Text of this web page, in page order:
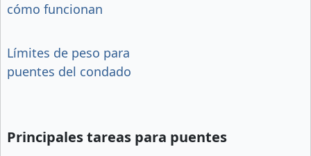
cómo funcionan
Límites de peso para
puentes del condado
Principales tareas para puentes